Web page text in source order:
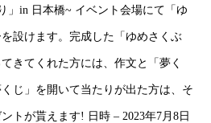
」in 日本橋~ イベント会場にて「ゆ
設けます。完成した「ゆめさくぶ
きてくれた方には、作文と「夢く
じ」を開いて当たりが出た方は、そ
トが貰えます! 日時 – 2023年7月8日